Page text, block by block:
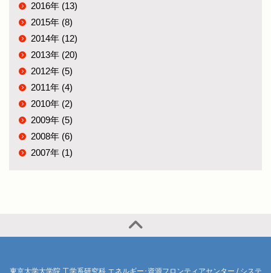
2016年 (13)
2015年 (8)
2014年 (12)
2013年 (20)
2012年 (5)
2011年 (4)
2010年 (2)
2009年 (5)
2008年 (6)
2007年 (1)
東京大学大学院 工学系研究科 エネルギー･資源フロンティアセンター / システ